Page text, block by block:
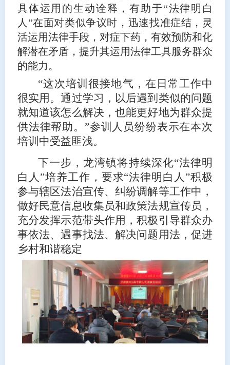
具体运用的生动诠释，有助于“法律明白
人”在面对类似争议时，迅速找准症结，灵
活运用法律手段，对症下药，有效预防和化
解潜在矛盾，提升其运用法律工具服务群众
的能力。
“这次培训很接地气，在日常工作中
很实用。通过学习，以后遇到类似的问题
就知道该怎么解决，也能更好地为群众提
供法律帮助。”参训人员纷纷表示在本次
培训中受益匪浅。
下一步，龙湾镇将持续深化“法律明
白人”培养工作，要求“法律明白人”积极
参与辖区法治宣传、纠纷调解等工作中，
做好民意信息收集员和政策法规宣传员，
充分发挥示范带头作用，积极引导群众办
事依法、遇事找法、解决问题用法，促进
乡村和谐稳定